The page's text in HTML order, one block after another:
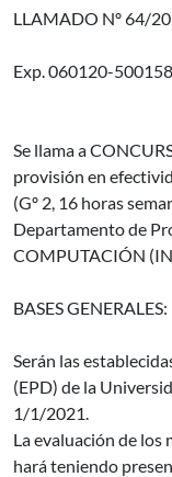
LLAMADO Nº 64/
Exp. 060120-
Se llama a
provisión en
(Gº 2, 16 horas
Departamento de
COMPUTACIÓN
BASES GENERALES:
Serán las
(EPD) de la
1/1/2021.
La evaluación de los
hará teniendo